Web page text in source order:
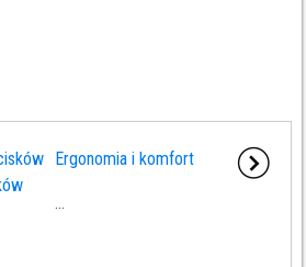
Ergonomia i komfort
...